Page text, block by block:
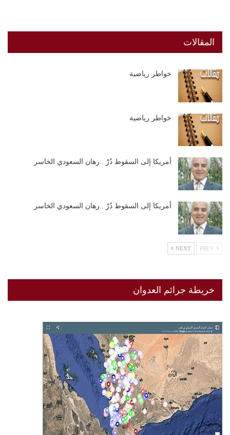
المقالات
خواطر رياضية
خواطر رياضية
أمريكا إلى السقوط دُرْ ..رهان السعودي الخاسر
أمريكا إلى السقوط دُرْ ..رهان السعودي الخاسر
NEXT
خريطة جرائم العدوان